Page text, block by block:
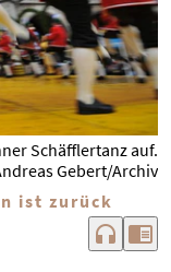
Schäfflertanz auf.
Gebert/Archiv
ist zurück
headphones chrome_reader_mode